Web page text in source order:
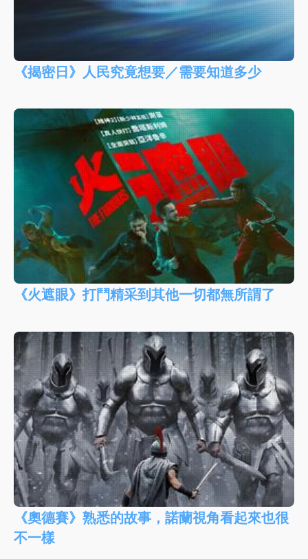
《揭密日》人民究竟想要／需要知道多少
《火遮眼》打鬥精采到其他一切都無所謂了
《奧德賽》熟悉的故事，諾蘭視角看起來也很
不一樣